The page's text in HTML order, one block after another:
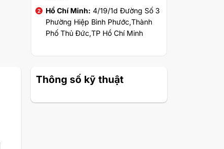
Hồ Chí Minh: 4/19/1d Đường Số 3
Phường Hiệp Bình Phước,Thành
Phố Thủ Đức,TP Hồ Chí Minh
Thông số kỹ thuật